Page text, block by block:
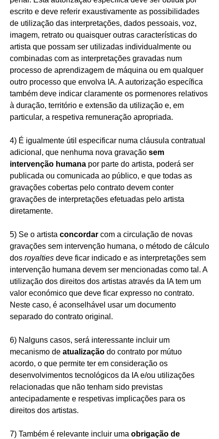
escrito e deve referir exaustivamente as possibilidades
de utilização das interpretações, dados pessoais, voz,
imagem, retrato ou quaisquer outras características do
artista que possam ser utilizadas individualmente ou
combinadas com as interpretações gravadas num
processo de aprendizagem de máquina ou em qualquer
outro processo que envolva IA. A autorização específica
também deve indicar claramente os pormenores relativos
à duração, território e extensão da utilização e, em
particular, a respetiva remuneração apropriada.
4) É igualmente útil especificar numa cláusula contratual
adicional, que nenhuma nova gravação sem
intervenção humana por parte do artista, poderá ser
publicada ou comunicada ao público, e que todas as
gravações cobertas pelo contrato devem conter
gravações de interpretações efetuadas pelo artista
diretamente.
5) Se o artista concordar com a circulação de novas
gravações sem intervenção humana, o método de cálculo
dos royalties deve ficar indicado e as interpretações sem
intervenção humana devem ser mencionadas como tal. A
utilização dos direitos dos artistas através da IA tem um
valor económico que deve ficar expresso no contrato.
Neste caso, é aconselhável usar um documento
separado do contrato original.
6) Nalguns casos, será interessante incluir um
mecanismo de atualização do contrato por mútuo
acordo, o que permite ter em consideração os
desenvolvimentos tecnológicos da IA e/ou utilizações
relacionadas que não tenham sido previstas
antecipadamente e respetivas implicações para os
direitos dos artistas.
7) Também é relevante incluir uma obrigação de